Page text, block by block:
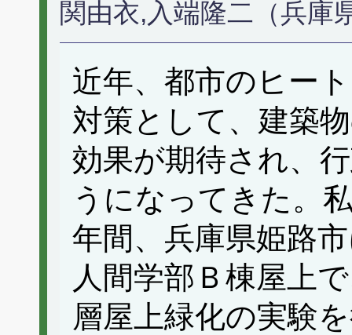
関由衣,入端隆二（兵庫
近年、都市のヒー
対策として、建築
効果が期待され、
うになってきた。
年間、兵庫県姫路
人間学部Ｂ棟屋上
層屋上緑化の実験